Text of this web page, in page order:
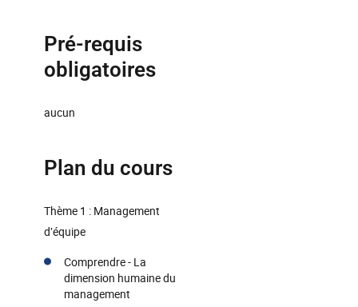
Pré-requis
obligatoires
aucun
Plan du cours
Thème 1 : Management
d’équipe
Comprendre - La
dimension humaine du
management